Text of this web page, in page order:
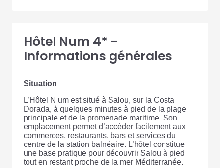
Hôtel Num 4* -
Informations générales
Situation
L’Hôtel N um est situé à Salou, sur la Costa
Dorada, à quelques minutes à pied de la plage
principale et de la promenade maritime. Son
emplacement permet d’accéder facilement aux
commerces, restaurants, bars et services du
centre de la station balnéaire. L’hôtel constitue
une base pratique pour découvrir Salou à pied
tout en restant proche de la mer Méditerranée.